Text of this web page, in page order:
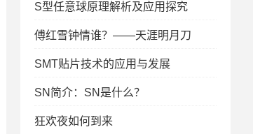
S型任意球原理解析及应用探究
傅红雪钟情谁？——天涯明月刀
SMT贴片技术的应用与发展
SN简介：SN是什么？
狂欢夜如何到来